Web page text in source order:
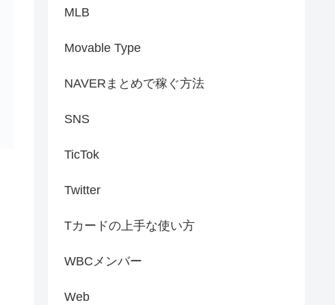
MLB
Movable Type
NAVERまとめで稼ぐ方法
SNS
TicTok
Twitter
Tカードの上手な使い方
WBCメンバー
Web